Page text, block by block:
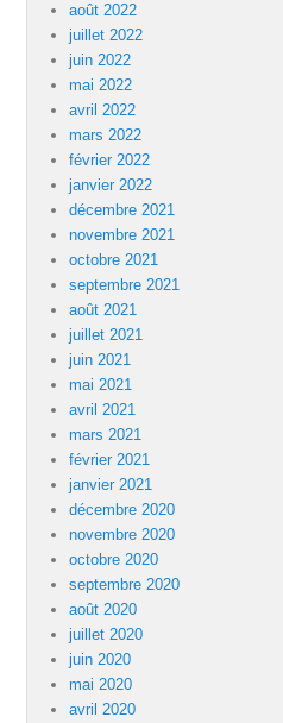
août 2022
juillet 2022
juin 2022
mai 2022
avril 2022
mars 2022
février 2022
janvier 2022
décembre 2021
novembre 2021
octobre 2021
septembre 2021
août 2021
juillet 2021
juin 2021
mai 2021
avril 2021
mars 2021
février 2021
janvier 2021
décembre 2020
novembre 2020
octobre 2020
septembre 2020
août 2020
juillet 2020
juin 2020
mai 2020
avril 2020